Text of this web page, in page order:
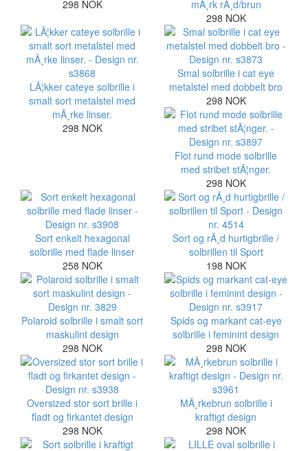
298 NOK
mÃ¸rk rÃ¸d/brun
298 NOK
LÃ¦kker cateye solbrille i
smalt sort metalstel med
mÃ¸rke linser.
298 NOK
Smal solbrille i cat eye
metalstel med dobbelt bro
298 NOK
Flot rund mode solbrille
med stribet stÃ¦nger.
298 NOK
Sort enkelt hexagonal
solbrille med flade linser
258 NOK
Sort og rÃ¸d hurtigbrille /
solbrillen til Sport
198 NOK
Polaroid solbrille i smalt sort
maskulint design
298 NOK
Spids og markant cat-eye
solbrille i feminint design
298 NOK
Oversized stor sort brille i
fladt og firkantet design
298 NOK
MÃ¸rkebrun solbrille i
kraftigt design
298 NOK